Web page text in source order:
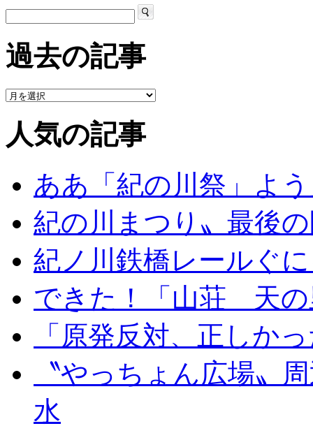
過去の記事
人気の記事
ああ「紀の川祭」よ
紀の川まつり〟最後
紀ノ川鉄橋レールぐ
できた！「山荘 天の
「原発反対、正しか
〝やっちょん広場〟
水